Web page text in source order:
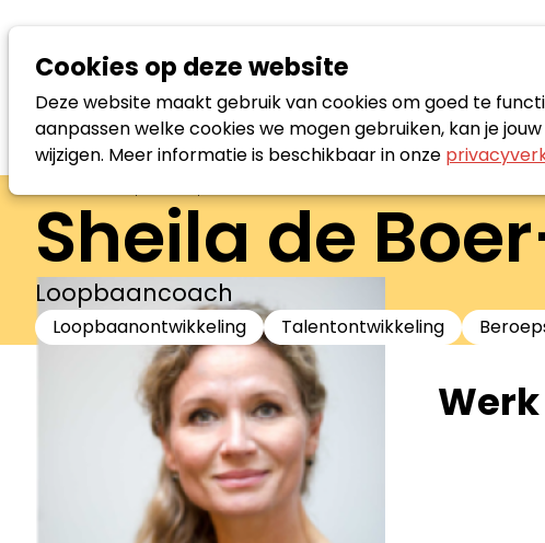
Cookies op deze website
Deze website maakt gebruik van cookies om goed te
aanpassen welke cookies we mogen gebruiken, kan je
wijzigen. Meer informatie is beschikbaar in onze
Sheila de
Loopbaancoach
Loopbaanontwikkeling Talentontwikkeling